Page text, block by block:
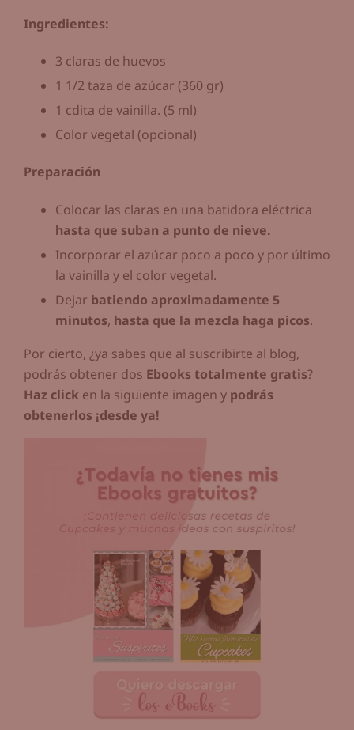
Ingredientes:
3 claras de huevos
1 1/2 taza de azúcar (360 gr)
1 cdita de vainilla. (5 ml)
Color vegetal (opcional)
Preparación
Colocar las claras en una batidora eléctrica
hasta que suban a punto de nieve.
Incorporar el azúcar poco a poco y por último
la vainilla y el color vegetal.
Dejar batiendo aproximadamente 5
minutos, hasta que la mezcla haga picos.
Por cierto, ¿ya sabes que al suscribirte al blog,
podrás obtener dos Ebooks totalmente gratis?
Haz click en la siguiente imagen y podrás
obtenerlos ¡desde ya!